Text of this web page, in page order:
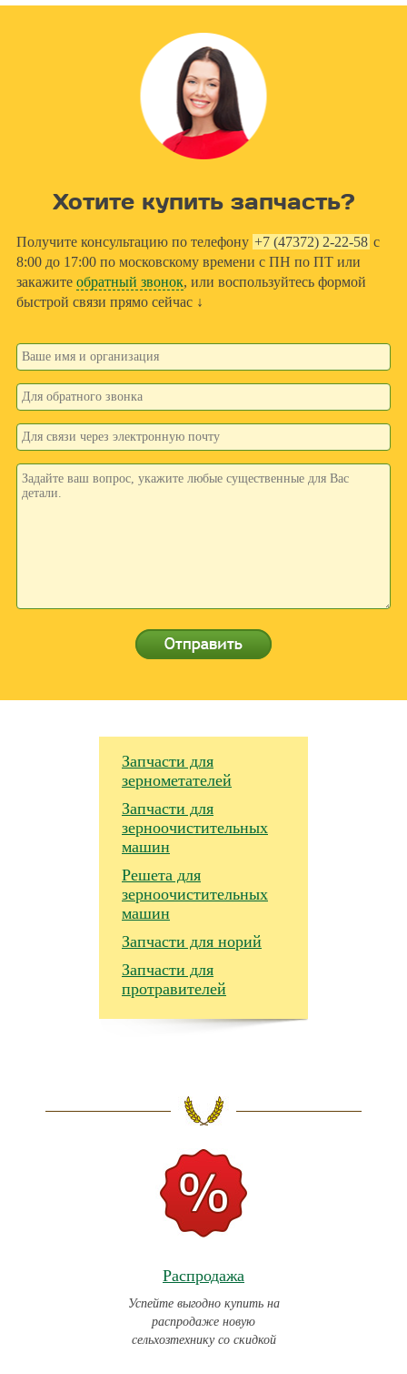
Хотите купить запчасть?
Получите консультацию по телефону +7 (47372) 2-22-58 с
8:00 до 17:00 по московскому времени с ПН по ПТ или
закажите обратный звонок, или воспользуйтесь формой
быстрой связи прямо сейчас ↓
Запчасти для
зернометателей
Запчасти для
зерноочистительных
машин
Решета для
зерноочистительных
машин
Запчасти для норий
Запчасти для
протравителей
Распродажа
Успейте выгодно купить на
распродаже новую
сельхозтехнику со скидкой